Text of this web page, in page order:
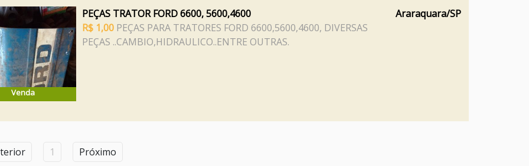
Venda
PEÇAS TRATOR FORD 6600, 5600,4600
R$ 1,00 PEÇAS PARA TRATORES FORD 6600,5600,4600, DIVERSAS
PEÇAS ..CAMBIO,HIDRAULICO..ENTRE OUTRAS.
Araraquara/SP
1 Próximo